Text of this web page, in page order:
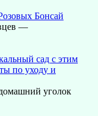
Бонсай
—
сад с этим
по уходу и
уголок